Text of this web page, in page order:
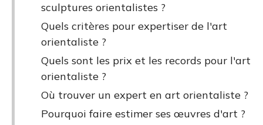
sculptures orientalistes ?
Quels critères pour expertiser de l'art
orientaliste ?
Quels sont les prix et les records pour l'art
orientaliste ?
Où trouver un expert en art orientaliste ?
Pourquoi faire estimer ses œuvres d'art ?